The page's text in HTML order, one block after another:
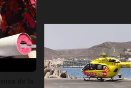
realizaban trabajos en la
expansiva, los
suspendidos de sus arneses
muerte. SANTA LUCÍA DE
hombre ha fallecido en la
martes, 4 de agosto, tras
accidente de tráfico en la